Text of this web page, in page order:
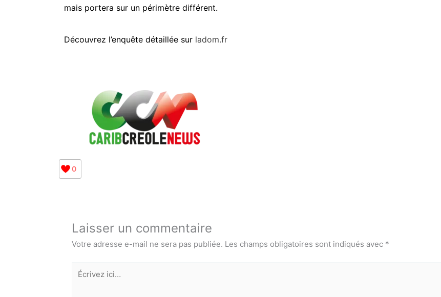
mais portera sur un périmètre différent.
Découvrez l’enquête détaillée sur ladom.fr
0
Laisser un commentaire
Votre adresse e-mail ne sera pas publiée. Les champs obligatoires sont indiqués avec *
Écrivez
ici…